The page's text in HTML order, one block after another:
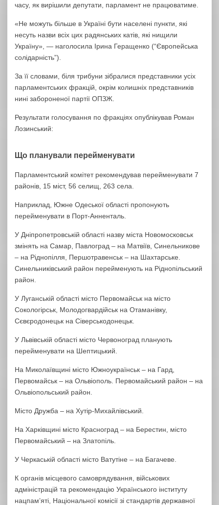
часу, як вирішили депутати, парламент не працюватиме.
«Не можуть більше в Україні бути населені пункти, які
несуть назви всіх цих радянських катів, які нищили
Україну», — наголосила Ірина Геращенко (“Європейська
солідарність”).
За її словами, біля трибуни зібралися представники усіх
парламентських фракцій, окрім колишніх представників
нині забороненої партії ОПЗЖ.
Результати голосування по фракціях опублікував Роман
Лозинський:
Що планували перейменувати
Парламентський комітет рекомендував перейменувати 7
районів, 15 міст, 56 селищ, 263 села.
Наприклад, Южне Одеської області пропонують
перейменувати в Порт-Анненталь.
У Дніпропетровській області назву міста Новомосковськ
змінять на Самар, Павлоград – на Матвіїв, Синельникове
– на Ріднопілля, Першотравенськ – на Шахтарське.
Синельниківський район перейменують на Ріднопільський
район.
У Луганській області місто Первомайськ на місто
Сокологірськ, Молодогвардійськ на Отаманівку,
Сєвєродонецьк на Сіверськодонецьк.
У Львівській області місто Червоноград планують
перейменувати на Шептицький.
На Миколаївщині місто Южноукраїнськ – на Гард,
Первомайськ – на Ольвіополь. Первомайський район – на
Ольвіопольський район.
Місто Дружба – на Хутір-Михайлівський.
На Харківщині місто Красноград – на Берестин, місто
Первомайський – на Златопіль.
У Черкаській області місто Ватутіне – на Багачеве.
К органів місцевого самоврядування, військових
адміністрацій та рекомендацію Українського інституту
нацпам’яті, Національної комісії зі стандартів державної